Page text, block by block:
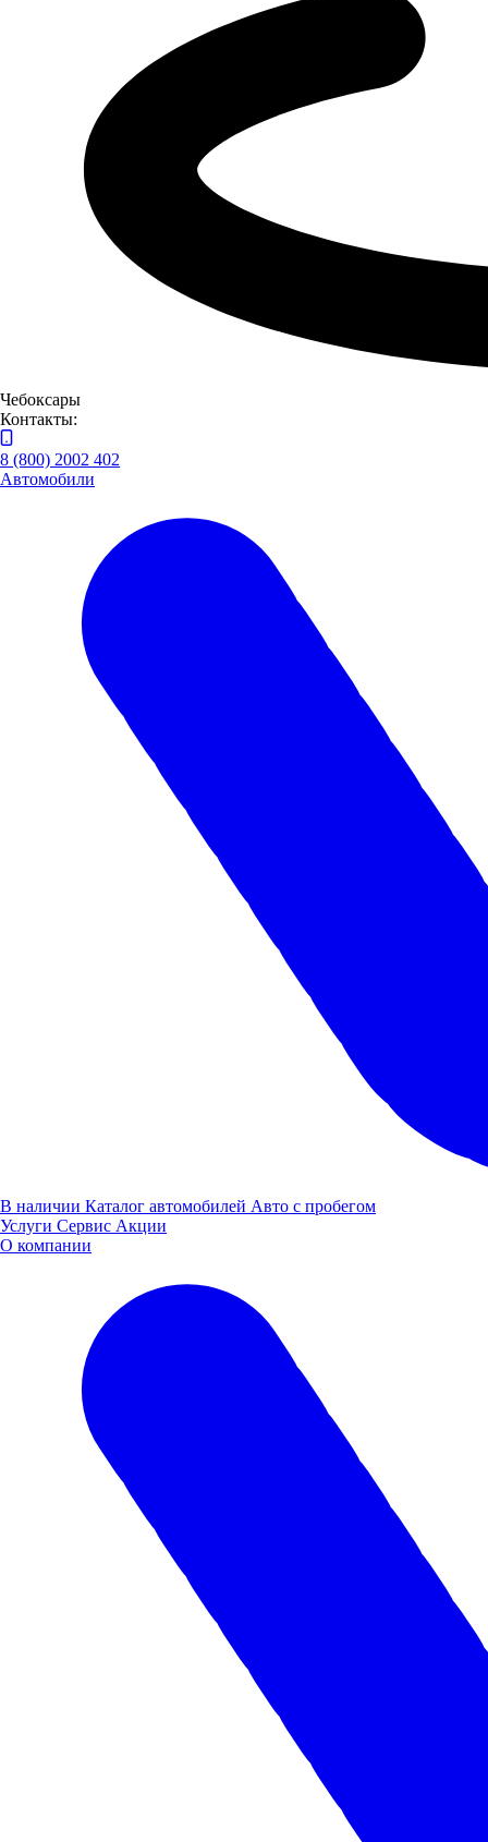
Чебоксары
Контакты:
8 (800) 2002 402
Автомобили
В наличии Каталог автомобилей Авто с пробегом
Услуги Сервис Акции
О компании
Новый техцентр отвечает всем требованиям ПАО «КАМАЗ»
и осуществляет весь комплекс услуг по гарантийному и
постгарантийному ремонту, обслуживанию, диагностике,
продаже запчастей грузовой техники КАМАЗ. По итогу
мероприятия клиенты высоко оценили новый техцентр
«Азимут», познакомились с сотрудниками сервисной
станции, смогли обсудить текущие вопросы и проблемы по
обслуживанию своих автопарков. КАМАЗ-Центр «Азимут»
предлагает свои услуги не только юридическим, но и
физическим лицам, работает с государственными и
муниципальными предприятиями, и приглашает к
сотрудничеству предприятия и собственников коммерческой
техники региона. ГК «Луидор» - это бесспорное качество
оказываемых услуг и удовлетворение всех потребностей
КАМАЗ-Центр АЗИМУТ изнутри!
7 апреля ГК «Луидор» провела для своих ключевых клиентов
презентацию нового сертифицированного сервисного центра